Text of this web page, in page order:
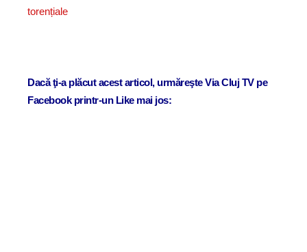
torențiale
Dacă ţi-a plăcut acest articol, urmăreşte Via Cluj TV pe
Facebook printr-un Like mai jos: